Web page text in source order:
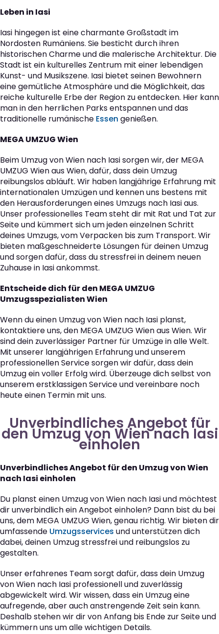
Leben in Iasi
Iasi hingegen ist eine charmante Großstadt im
Nordosten Rumäniens. Sie besticht durch ihren
historischen Charme und die malerische Architektur. Die
Stadt ist ein kulturelles Zentrum mit einer lebendigen
Kunst- und Musikszene. Iasi bietet seinen Bewohnern
eine gemütliche Atmosphäre und die Möglichkeit, das
reiche kulturelle Erbe der Region zu entdecken. Hier kann
man in den herrlichen Parks entspannen und das
traditionelle rumänische Essen genießen.
MEGA UMZUG Wien
Beim Umzug von Wien nach Iasi sorgen wir, der MEGA
UMZUG Wien aus Wien, dafür, dass dein Umzug
reibungslos abläuft. Wir haben langjährige Erfahrung mit
internationalen Umzügen und kennen uns bestens mit
den Herausforderungen eines Umzugs nach Iasi aus.
Unser professionelles Team steht dir mit Rat und Tat zur
Seite und kümmert sich um jeden einzelnen Schritt
deines Umzugs, vom Verpacken bis zum Transport. Wir
bieten maßgeschneiderte Lösungen für deinen Umzug
und sorgen dafür, dass du stressfrei in deinem neuen
Zuhause in Iasi ankommst.
Entscheide dich für den MEGA UMZUG
Umzugsspezialisten Wien
Wenn du einen Umzug von Wien nach Iasi planst,
kontaktiere uns, den MEGA UMZUG Wien aus Wien. Wir
sind dein zuverlässiger Partner für Umzüge in alle Welt.
Mit unserer langjährigen Erfahrung und unserem
professionellen Service sorgen wir dafür, dass dein
Umzug ein voller Erfolg wird. Überzeuge dich selbst von
unserem erstklassigen Service und vereinbare noch
heute einen Termin mit uns.
Unverbindliches Angebot für
den Umzug von Wien nach Iasi
einholen
Unverbindliches Angebot für den Umzug von Wien
nach Iasi einholen
Du planst einen Umzug von Wien nach Iasi und möchtest
dir unverbindlich ein Angebot einholen? Dann bist du bei
uns, dem MEGA UMZUG Wien, genau richtig. Wir bieten dir
umfassende Umzugsservices und unterstützen dich
dabei, deinen Umzug stressfrei und reibungslos zu
gestalten.
Unser erfahrenes Team sorgt dafür, dass dein Umzug
von Wien nach Iasi professionell und zuverlässig
abgewickelt wird. Wir wissen, dass ein Umzug eine
aufregende, aber auch anstrengende Zeit sein kann.
Deshalb stehen wir dir von Anfang bis Ende zur Seite und
kümmern uns um alle wichtigen Details.